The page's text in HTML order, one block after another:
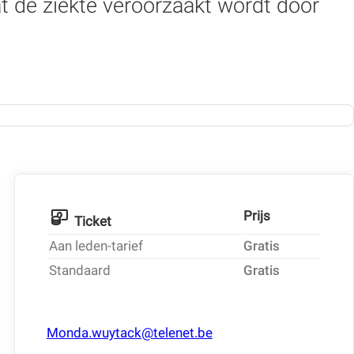
de ziekte veroorzaakt wordt door
Ticket
Prijs
Aan leden-tarief
Gratis
Standaard
Gratis
Monda.wuytack@telenet.be